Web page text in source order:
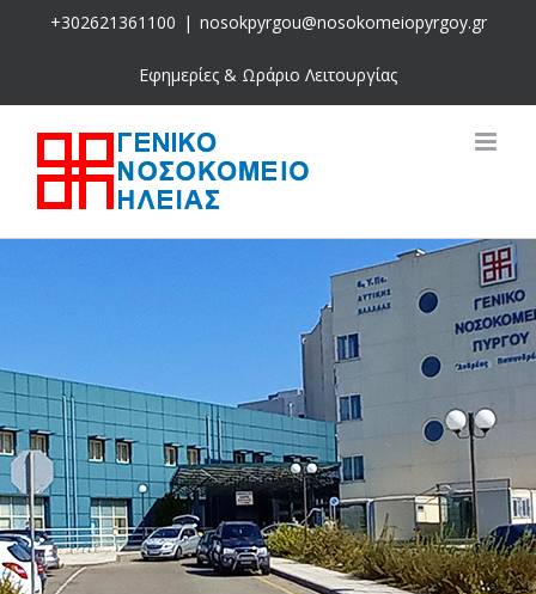
+302621361100 | nosokpyrgou@nosokomeiopyrgoy.gr
Εφημερίες & Ωράριο Λειτουργίας